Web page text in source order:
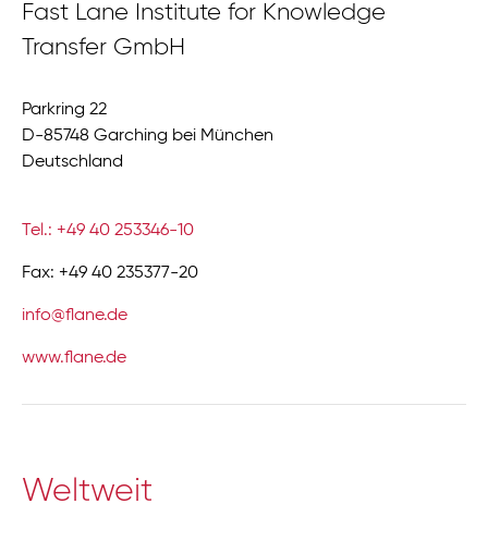
Fast Lane Institute for Knowledge
Transfer GmbH
Parkring 22
D-85748 Garching bei München
Deutschland
Tel.: +49 40 253346-10
Fax: +49 40 235377-20
info@flane.de
www.flane.de
Weltweit